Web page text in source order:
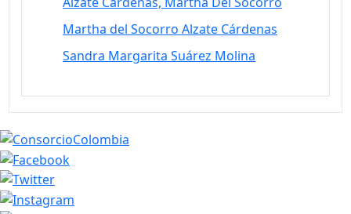
Martha del Socorro Alzate Cárdenas
Sandra Margarita Suárez Molina